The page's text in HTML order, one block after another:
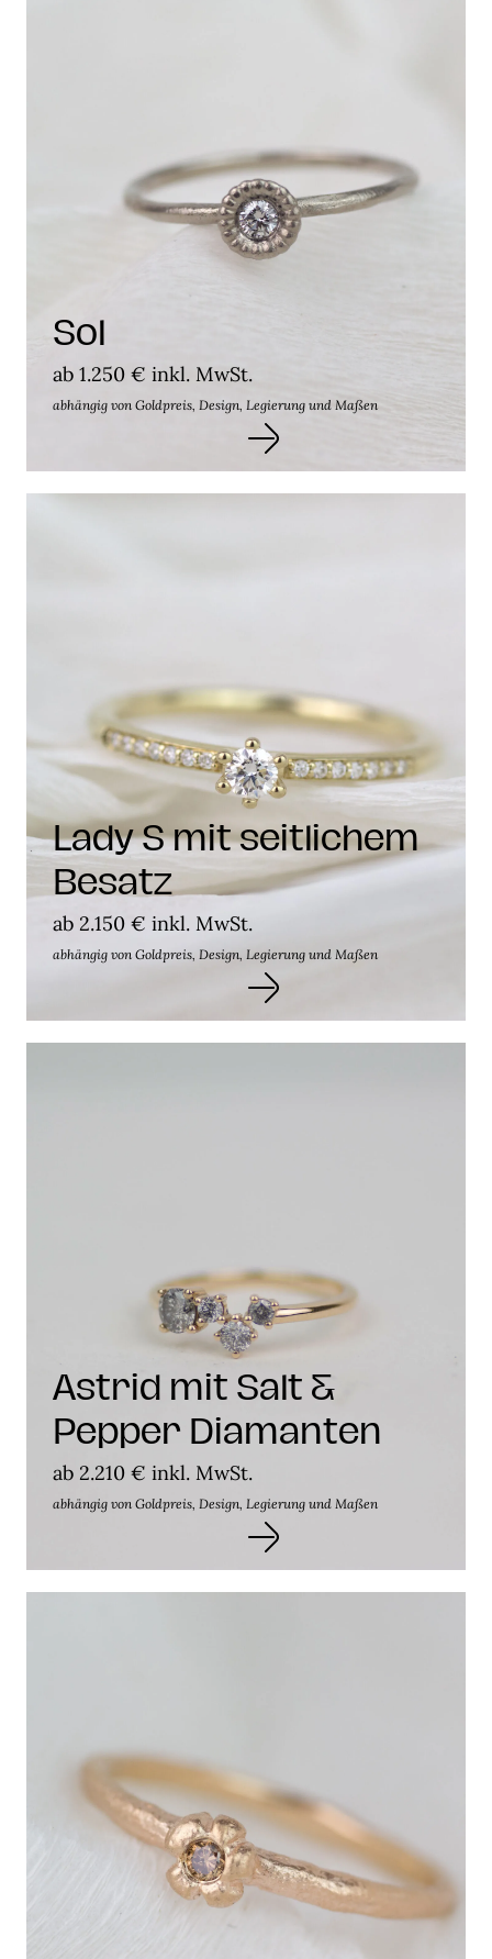
Sol
ab 1.250 € inkl. MwSt.
abhängig von Goldpreis, Design, Legierung und Maßen
Lady S mit seitlichem
Besatz
ab 2.150 € inkl. MwSt.
abhängig von Goldpreis, Design, Legierung und Maßen
Astrid mit Salt &
Pepper Diamanten
ab 2.210 € inkl. MwSt.
abhängig von Goldpreis, Design, Legierung und Maßen